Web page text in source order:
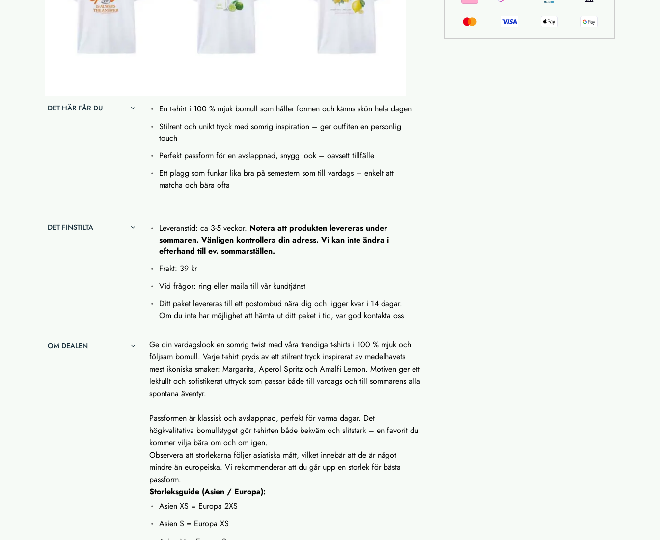
DET HÄR FÅR DU
En t-shirt i 100 % mjuk bomull som håller formen och känns skön hela dagen
Stilrent och unikt tryck med somrig inspiration – ger outfiten en personlig
touch
Perfekt passform för en avslappnad, snygg look – oavsett tillfälle
Ett plagg som funkar lika bra på semestern som till vardags – enkelt att
matcha och bära ofta
DET FINSTILTA Leveranstid: ca 3-5 veckor. Notera att produkten levereras under
sommaren. Vänligen kontrollera din adress. Vi kan inte ändra i
efterhand till ev. sommarställen.
Frakt: 39 kr
Vid frågor: ring eller maila till vår kundtjänst
Ditt paket levereras till ett postombud nära dig och ligger kvar i 14 dagar.
Om du inte har möjlighet att hämta ut ditt paket i tid, var god kontakta oss
OM DEALEN
Ge din vardagslook en somrig twist med våra trendiga t-shirts i 100 % mjuk och
följsam bomull. Varje t-shirt pryds av ett stilrent tryck inspirerat av medelhavets
mest ikoniska smaker: Margarita, Aperol Spritz och Amalfi Lemon. Motiven ger ett
lekfullt och sofistikerat uttryck som passar både till vardags och till sommarens alla
spontana äventyr.
Passformen är klassisk och avslappnad, perfekt för varma dagar. Det
högkvalitativa bomullstyget gör t-shirten både bekväm och slitstark – en favorit du
kommer vilja bära om och om igen.
Observera att storlekarna följer asiatiska mått, vilket innebär att de är något
mindre än europeiska. Vi rekommenderar att du går upp en storlek för bästa
passform.
Storleksguide (Asien / Europa):
Asien XS = Europa 2XS
Asien S = Europa XS